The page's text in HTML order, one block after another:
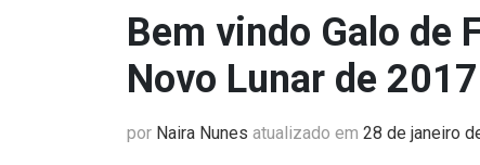
Bem vindo Galo de
Novo Lunar de 2017
por Naira Nunes atualizado em 28 de janeiro